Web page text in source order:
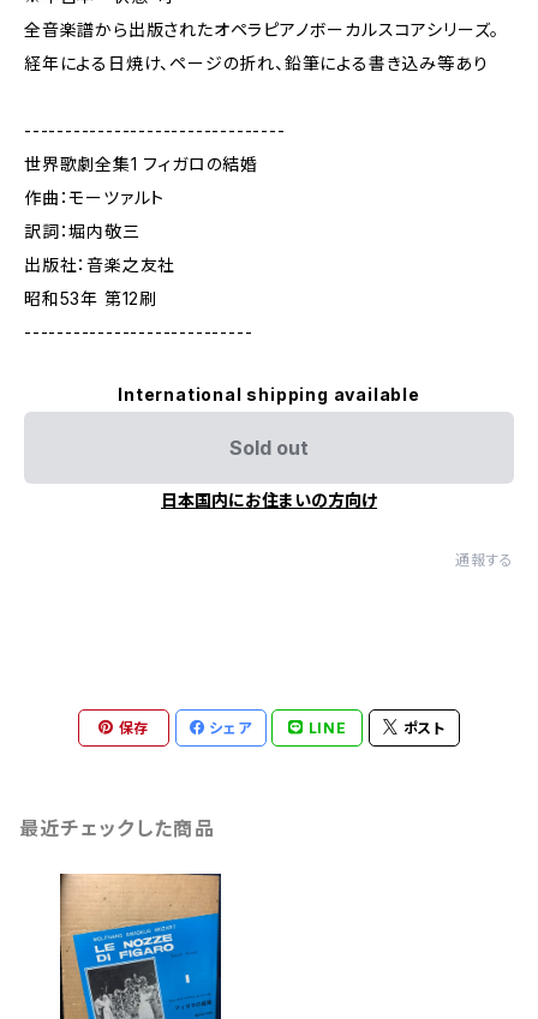
全音楽譜から出版されたオペラピアノボーカルスコアシリーズ。
経年による日焼け、ページの折れ、鉛筆による書き込み等あり
--------------------------------
世界歌劇全集1 フィガロの結婚
作曲：モーツァルト
訳詞：堀内敬三
出版社：音楽之友社
昭和53年 第12刷
----------------------------
International shipping available
Sold out
日本国内にお住まいの方向け
通報する
保存 シェア LINE ポスト
最近チェックした商品